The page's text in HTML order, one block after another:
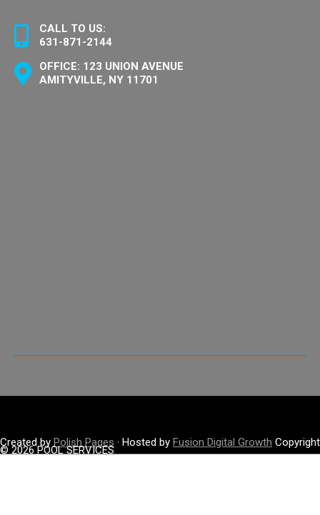
CALL TO US:
631-871-2144
OFFICE: 123 UNION AVENUE
AMITYVILLE, NY 11701
Created by Polish Pages · Hosted by Fusion Digital Growth Copyright
© 2026 POOL SERVICES